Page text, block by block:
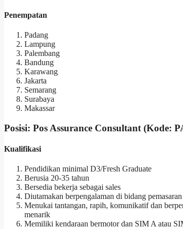
Penempatan
Padang
Lampung
Palembang
Bandung
Karawang
Jakarta
Semarang
Surabaya
Makassar
Posisi: Pos Assurance Consultant (Kode:
Kualifikasi
Pendidikan minimal D3/Fresh Graduate
Berusia 20-35 tahun
Bersedia bekerja sebagai sales
Diutamakan berpengalaman di bidang
Menukai tantangan, rapih, komunikatif dan
menarik
Memiliki kendaraan bermotor dan SIM A atau